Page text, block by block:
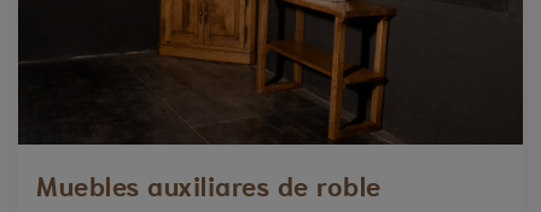
Muebles auxiliares de roble